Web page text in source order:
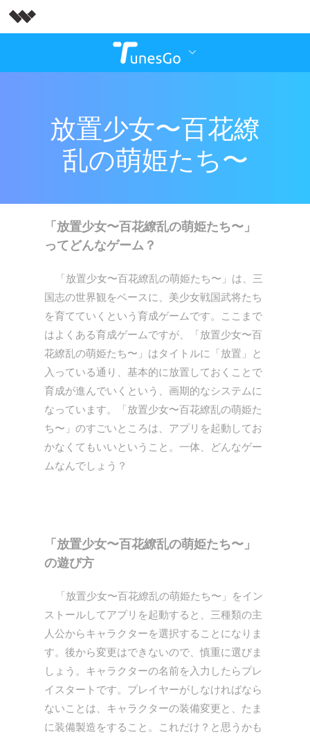
放置少女〜百花繚
乱の萌姫たち〜
「放置少女〜百花繚乱の萌姫たち〜」
ってどんなゲーム？
「放置少女〜百花繚乱の萌姫たち〜」は、三
国志の世界観をベースに、美少女戦国武将たち
を育てていくという育成ゲームです。ここまで
はよくある育成ゲームですが、「放置少女〜百
花繚乱の萌姫たち〜」はタイトルに「放置」と
入っている通り、基本的に放置しておくことで
育成が進んでいくという、画期的なシステムに
なっています。「放置少女〜百花繚乱の萌姫た
ち〜」のすごいところは、アプリを起動してお
かなくてもいいということ。一体、どんなゲー
ムなんでしょう？
「放置少女〜百花繚乱の萌姫たち〜」
の遊び方
「放置少女〜百花繚乱の萌姫たち〜」をイン
ストールしてアプリを起動すると、三種類の主
人公からキャラクターを選択することになりま
す。後から変更はできないので、慎重に選びま
しょう。キャラクターの名前を入力したらプレ
イスタートです。プレイヤーがしなければなら
ないことは、キャラクターの装備変更と、たま
に装備製造をすること。これだけ？と思うかも